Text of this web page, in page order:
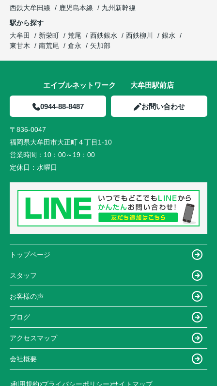
西鉄大牟田線
鹿児島本線
九州新幹線
駅から探す
大牟田
新栄町 荒尾 西鉄銀水 西鉄柳川
銀水
東甘木
南荒尾 倉永 矢加部
エイブルネットワーク 大牟田駅前店
0944-88-8487 お問い合わせ
〒836-0047
福岡県大牟田市大正町４丁目1-10
営業時間： 10：00～19：00
定休日： 水曜日
トップページ
スタッフ
お客様の声
ブログ
アクセスマップ
会社概要
利用規約 プライバシーポリシー サイトマップ